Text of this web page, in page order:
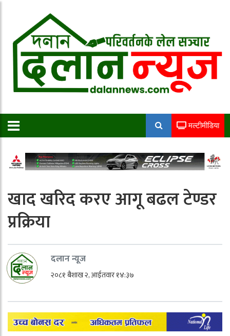
मल्टीमीडिया
खाद खरिद करए आगू बढल टेण्डर
प्रक्रिया
दलान न्यूज
२०८१ बैशाख २, आईतवार १४:३७